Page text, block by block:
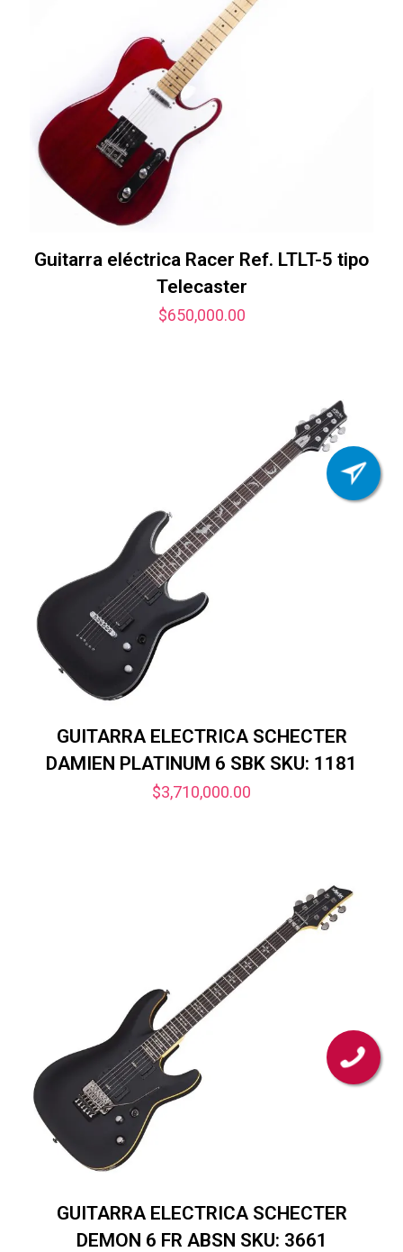
Guitarra eléctrica Racer Ref. LTLT-5 tipo
Telecaster
$650,000.00
GUITARRA ELECTRICA SCHECTER
DAMIEN PLATINUM 6 SBK SKU: 1181
$3,710,000.00
GUITARRA ELECTRICA SCHECTER
DEMON 6 FR ABSN SKU: 3661